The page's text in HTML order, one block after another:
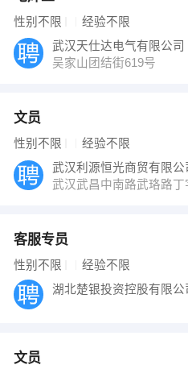
性别不限 经验不限
武汉天仕达电气有限公司
吴家山团结街619号
文员
性别不限 经验不限
武汉利源恒光商贸有限公
武汉武昌中南路武珞路
客服专员
性别不限 经验不限
湖北楚银投资控股有限公
文员